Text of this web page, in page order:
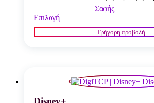
Σαφής
ΕπιλογήΑυτό
το
προϊόν
επιλογές
μπορούν
να
Γρήγορη προβολή
Disney+